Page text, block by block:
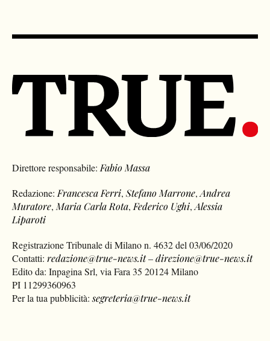
Direttore responsabile: Fabio Massa
Redazione: Francesca Ferri,Stefano Marrone,Andrea
Muratore, Maria Carla Rota, Federico Ughi,Alessia
Liparoti
Registrazione Tribunale di Milano n. 4632 del 03/06/2020
Contatti:redazione@true-news.it–direzione@true-news.it
Edito da: Inpagina Srl, via Fara 35 20124 Milano
PI 11299360963
Per la tua pubblicità:segreteria@true-news.it